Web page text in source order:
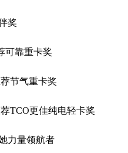
奖
可靠重卡奖
节气重卡奖
TCO更佳纯电轻卡奖
力量领航者